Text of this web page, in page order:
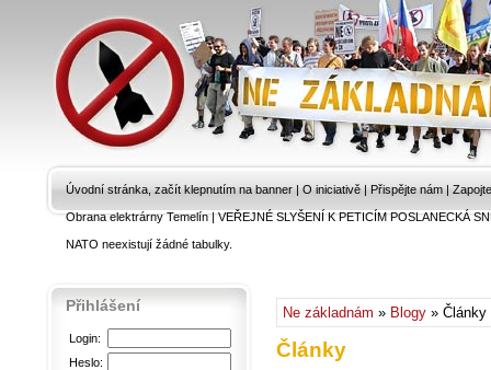
Úvodní stránka, začít klepnutím na banner | O iniciativě | Přispějte nám |
Obrana elektrárny Temelín|VEŘEJNÉ SLYŠENÍ K PETICÍM POSLANECKÁ
NATO neexistují žádné tabulky.
Ne základnám » Blogy » Články
Články
Přihlášení
Login:
Heslo: